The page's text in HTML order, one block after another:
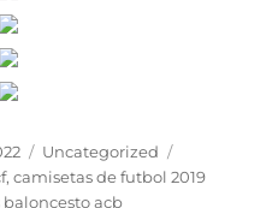
Categorías
Uncategorized
,camisetas de futbol 2019
acb